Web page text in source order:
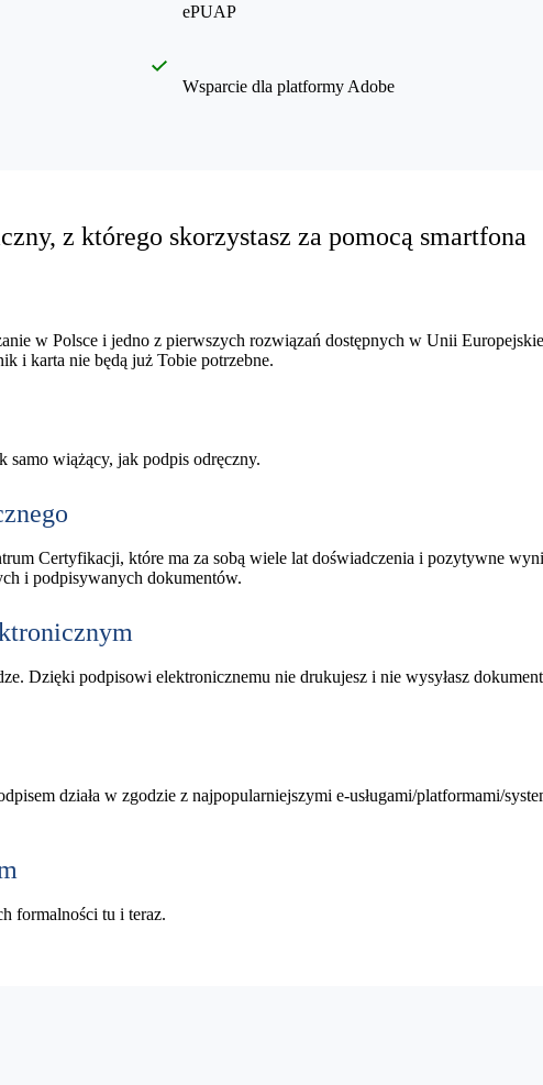
ePUAP
Wsparcie dla platformy Adobe
z którego skorzystasz za pomocą smartfona
w Polsce i jedno z pierwszych rozwiązań dostępnych w Unii
i karta nie będą już Tobie potrzebne.
samo wiążący, jak podpis odręczny.
Certyfikacji, które ma za sobą wiele lat doświadczenia i pozytywne
i podpisywanych dokumentów.
Dzięki podpisowi elektronicznemu nie drukujesz i nie wysyłasz
działa w zgodzie z najpopularniejszymi e-usługami/platformami/
formalności tu i teraz.